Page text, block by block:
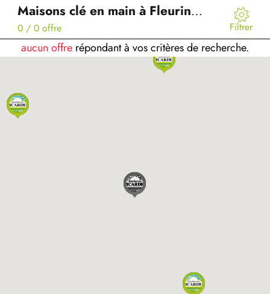
Maisons clé en main à Fleurines (60)
0 / 0 offre Filtrer
aucun offre répondant à vos critères de recherche.